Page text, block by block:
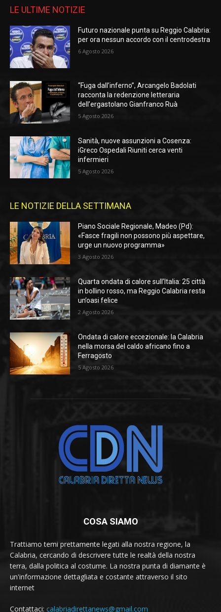
LE ULTIME NOTIZIE
Futuro nazionale punta su Reggio Calabria:
per ora nessun accordo con il centrodestra
6 Agosto 2026
“Fuga dall’inferno”, Arcangelo Badolati
racconta la redenzione letteraria
dell’ergastolano Gianfranco Ruà
5 Agosto 2026
Sanità, nuove assunzioni a Cosenza:
iGreco Ospedali Riuniti cerca venti
infermieri
5 Agosto 2026
LE NOTIZIE DELLA SETTIMANA
Piano Sociale Regionale, Madeo (Pd):
«Fasce fragili non possono più aspettare,
urge un nuovo programma»
3 Agosto 2026
Quarta ondata di calore sull’Italia: 25 città
in bollino rosso, ma Reggio Calabria resta
un’oasi felice
2 Agosto 2026
Ondata di calore eccezionale: la Calabria
nella morsa del caldo africano fino a
Ferragosto
5 Agosto 2026
COSA SIAMO
Trattiamo temi prettamente legati alla nostra regione, la
Calabria, cercando di descrivere tutte le realtà della nostra
terra, dalla politica al costume. La nostra punta di diamante è
un'informazione dettagliata e costante attraverso il sito
internet
Contattaci: calabriadirettanews@gmail.com